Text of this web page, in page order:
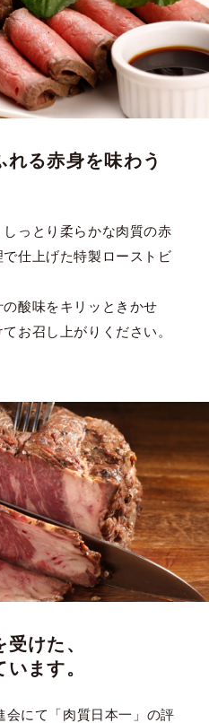
る赤身を味わう
っとり柔らかな肉質の赤
仕上げた特製ローストビ
酸味をキリッときかせ
お召し上がりください。
けた、
ます。
会にて「肉質日本一」の評